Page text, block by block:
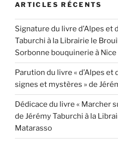
ARTICLES RÉCENTS
Signature du livre d’Alpes et
Taburchi à la Librairie le
Sorbonne bouquinerie à Nice
Parution du livre « d’Alpes et
signes et mystères » de
Dédicace du livre « Marcher
de Jérémy Taburchi à la
Matarasso